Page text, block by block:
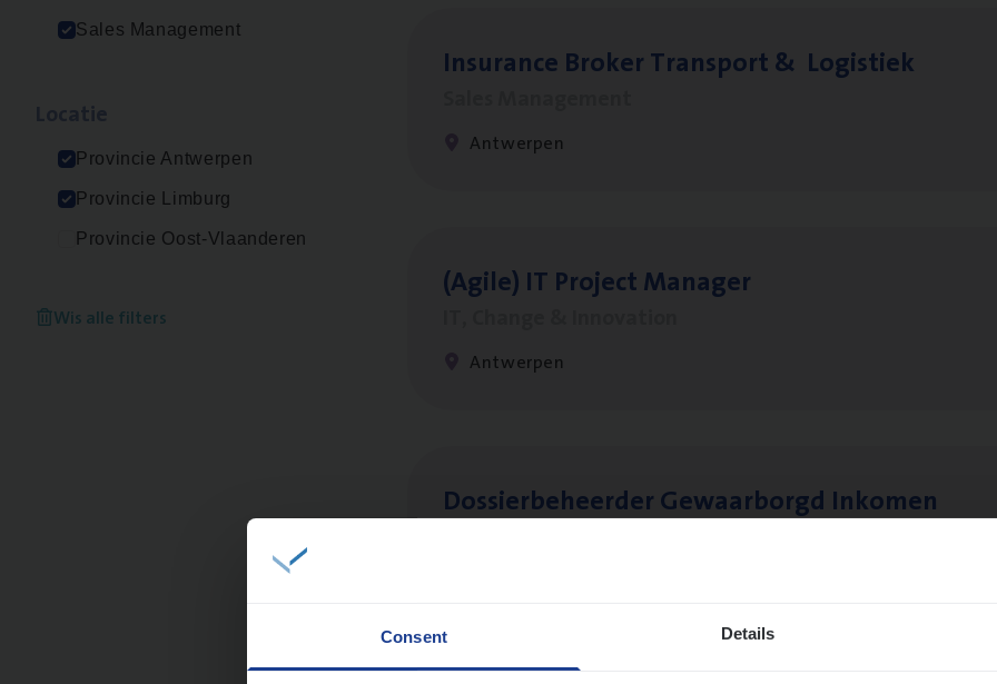
Consent Details
Sales Management
Provincie Antwerpen
Provincie Limburg
Provincie Oost-Vlaanderen
Wis alle filters
Insu­ran­ce Bro­ker Trans­port& Logistiek
Antwerpen
(Agi­le) IT Pro­ject Manager
Antwerpen
Dos­sier­be­heer­der Gewaar­borgd Inkomen